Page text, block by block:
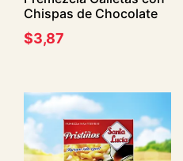
Chispas de Chocolate
$3,87